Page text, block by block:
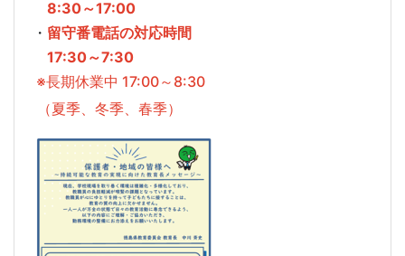
8:30～17:00
・ 留守番電話の対応時間
17:30～7:30
※長期休業中 17:00～8:30
（夏季、冬季、春季）